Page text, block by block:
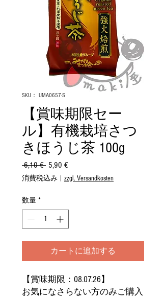
SKU： UMA0657-S
【賞味期限セー
ル】有機栽培さつ
きほうじ茶 100g
6,10 € 通
常
5,90 €セ
ー
格
消費税込み zzgl. Versandkosten
数量 *
カートに追加する
【賞味期限：08.07.26】
お気になさらない方のみご購入